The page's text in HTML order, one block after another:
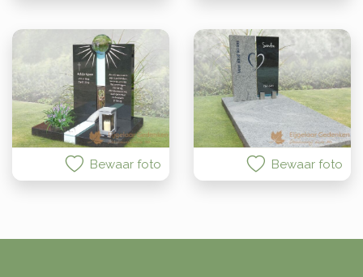
Bewaar foto Bewaar foto